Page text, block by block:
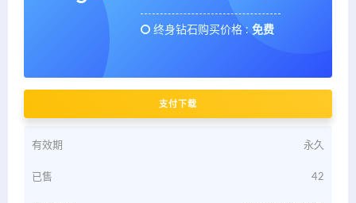
终身钻石购买价格 : 免费
支付下载
有效期 永久
已售 42